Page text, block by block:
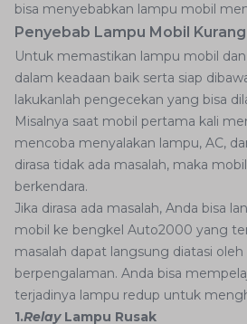
bisa menyebabkan lampu mobil
Penyebab Lampu Mobil
Untuk memastikan lampu mobil
dalam keadaan baik serta siap
lakukanlah pengecekan yang bisa
Misalnya saat mobil pertama kali
mencoba menyalakan lampu, AC,
dirasa tidak ada masalah, maka
berkendara.
Jika dirasa ada masalah, Anda bisa
mobil ke bengkel Auto2000 yang
masalah dapat langsung diatasi
berpengalaman. Anda bisa
terjadinya lampu redup untuk
1.RelayLampu Rusak